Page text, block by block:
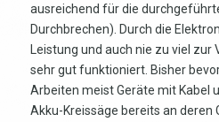
ausreichend für die
Durchbrechen). Durch die
Leistung und auch nie zu viel zur
sehr gut funktioniert. Bisher
Arbeiten meist Geräte mit Kabel
Akku-Kreissäge bereits an deren